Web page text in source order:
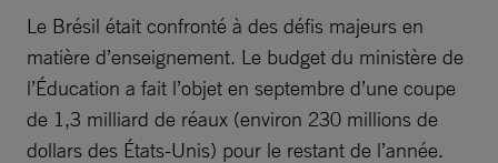
Le Brésil était confronté à des défis majeurs en
matière d’enseignement. Le budget du ministère de
l’Éducation a fait l’objet en septembre d’une coupe
de 1,3 milliard de réaux (environ 230 millions de
dollars des États-Unis) pour le restant de l’année.